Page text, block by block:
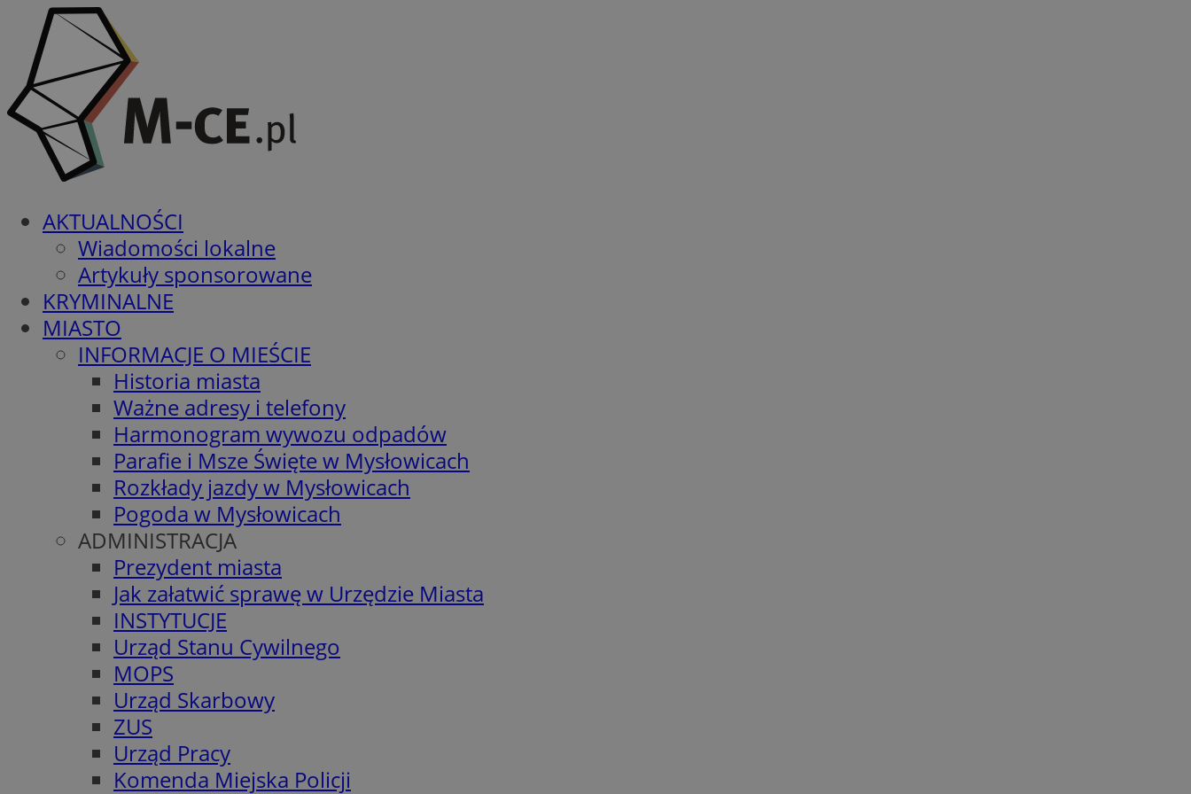
AKTUALNOŚCI
Wiadomości lokalne
Artykuły sponsorowane
KRYMINALNE
MIASTO
INFORMACJE O MIEŚCIE
Historia miasta
Ważne adresy i telefony
Harmonogram wywozu odpadów
Parafie i Msze Święte w Mysłowicach
Rozkłady jazdy w Mysłowicach
Pogoda w Mysłowicach
ADMINISTRACJA
Prezydent miasta
Jak załatwić sprawę w Urzędzie Miasta
INSTYTUCJE
Urząd Stanu Cywilnego
MOPS
Urząd Skarbowy
ZUS
Urząd Pracy
Komenda Miejska Policji